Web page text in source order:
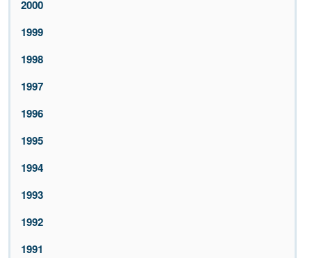
2000
1999
1998
1997
1996
1995
1994
1993
1992
1991